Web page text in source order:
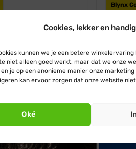
Cookies, lekker en
kunnen we je een betere
niet alleen goed werkt, maar dat we onze
je op een anonieme manier onze
kan ervoor zorgen dat onze website
Oké
voordeelset · Bomen
Blynx
van 14